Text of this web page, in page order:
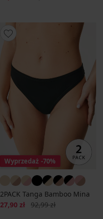
Wyprzedaż -70%
2PACK Tanga Bamboo Mina
Zniżka
27,90 zł Pierwotna cena
92,99 zł